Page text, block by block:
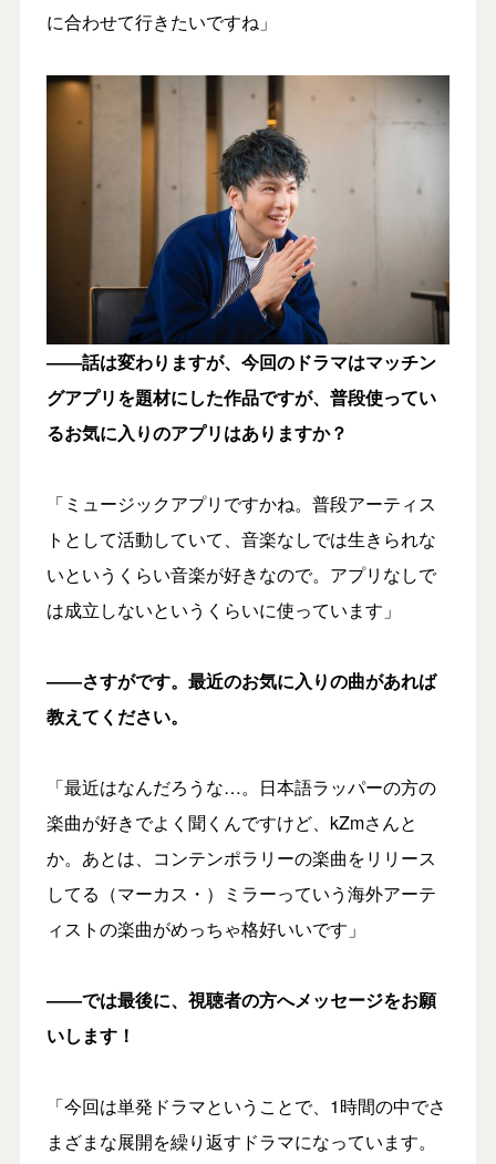
に合わせて行きたいですね」
――話は変わりますが、今回のドラマはマッチン
グアプリを題材にした作品ですが、普段使ってい
るお気に入りのアプリはありますか？
「ミュージックアプリですかね。普段アーティス
トとして活動していて、音楽なしでは生きられな
いというくらい音楽が好きなので。アプリなしで
は成立しないというくらいに使っています」
――さすがです。最近のお気に入りの曲があれば
教えてください。
「最近はなんだろうな…。日本語ラッパーの方の
楽曲が好きでよく聞くんですけど、kZmさんと
か。あとは、コンテンポラリーの楽曲をリリース
してる（マーカス・）ミラーっていう海外アーテ
ィストの楽曲がめっちゃ格好いいです」
――では最後に、視聴者の方へメッセージをお願
いします！
「今回は単発ドラマということで、1時間の中でさ
まざまな展開を繰り返すドラマになっています。